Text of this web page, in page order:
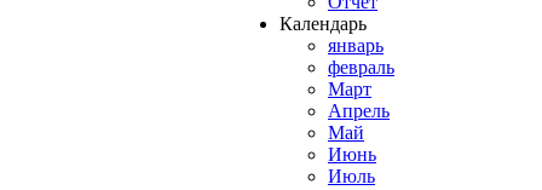
Календарь
январь
февраль
Март
Апрель
Май
Июнь
Июль